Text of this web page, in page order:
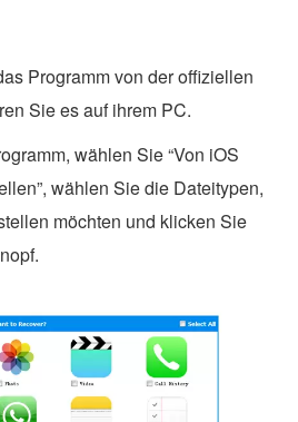
Programm von der offiziellen
Sie es auf ihrem PC.
wählen Sie “Von iOS
wählen Sie die Dateitypen,
möchten und klicken Sie